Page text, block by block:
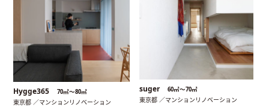
Hygge365 70㎡〜80㎡
東京都 ／マンションリノベーション
suger 60㎡〜70㎡
東京都 ／マンションリノベーション